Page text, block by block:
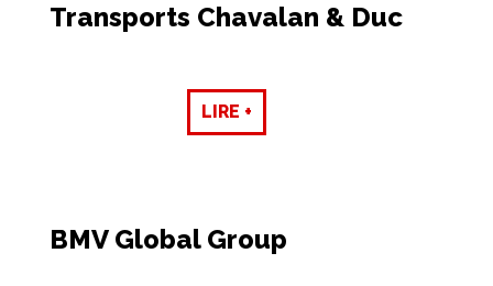
Transports Chavalan & Duc
LIRE +
BMV Global Group